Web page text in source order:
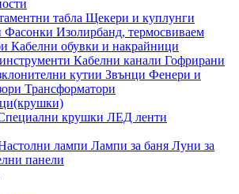
табла Щекери и куплунги
Фасонки Изолирбанд, термосвиваем
Кабелни обувки и накрайници
Кабелни канали Гофрирани
кутии Звънци Фенери и
Трансформатори
крушки ЛЕД ленти
лампи Лампи за баня Луни за
панели